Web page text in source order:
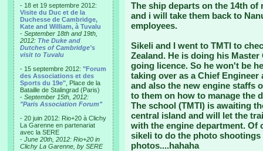
- 18 et 19 septembre 2012:
Visite du Duc et de la
Duchesse de Cambridge,
Kate and William, à Tuvalu
- September 18th and 19th,
2012: The Duke and
Dutches of Cambridge's
visit to Tuvalu
- 15 septembre 2012: "Forum
des Associations et des
Sports du 19e" , Place de la
Bataille de Stalingrad (Paris)
- September 15th, 2012:
"Paris Association Forum"
- 20 juin 2012: Rio+20 à Clichy
La Garenne en partenariat
avec la SERE
- June 20th, 2012: Rio+20 in
Clichy La Garenne, by SERE
The ship departs on the 14th
and i will take them back to
employees.
Sikeli and I went to TMTI to
Zealand. He is doing his
going licence. So he won't be
taking over as a Chief
and also the new engine staffs
to them on how to manage the
The school (TMTI) is awaiting
central island and will let the
with the engine department. Of
sikeli to do the photo
photos....hahaha